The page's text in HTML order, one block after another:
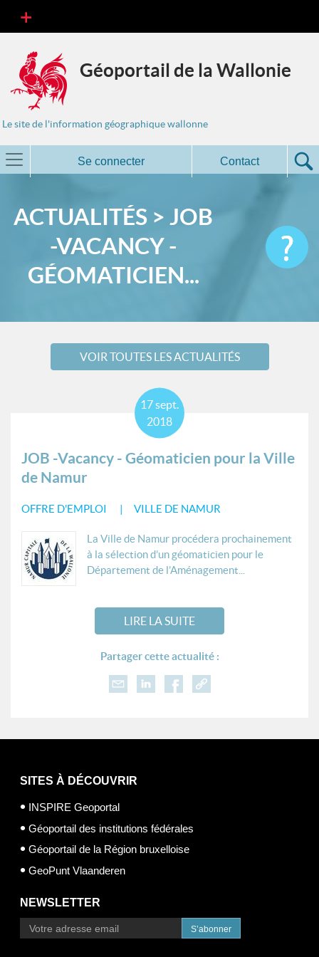
Géoportail de la Wallonie
Le site de l'information géographique wallonne
Se connecter Contact
ACTUALITÉS > JOB
-VACANCY -
GÉOMATICIEN...
VOIR TOUTES LES ACTUALITÉS
JOB -Vacancy - Géomaticien pour la Ville
de Namur
OFFRE D'EMPLOI VILLE DE NAMUR
17sept.
2018
La Ville de Namur procédera prochainement
à la sélection d’un géomaticien pour le
Département de l’Aménagement...
LIRE LA SUITE
Partager cette actualité :
SITES À DÉCOUVRIR
INSPIRE Geoportal
Géoportail des institutions fédérales
Géoportail de la Région bruxelloise
GeoPunt Vlaanderen
NEWSLETTER
S’abonner